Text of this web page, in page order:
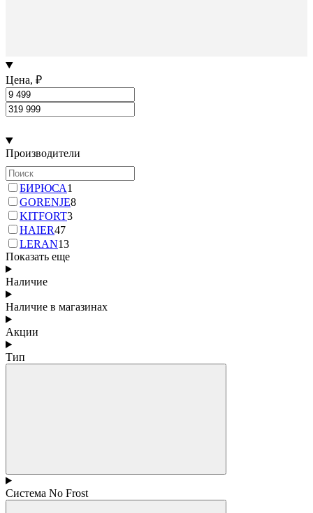
Цена, ₽
Производители
БИРЮСА1
GORENJE8
KITFORT3
HAIER47
LERAN13
Показать еще
Наличие
Наличие в магазинах
Акции
Тип
Система No Frost